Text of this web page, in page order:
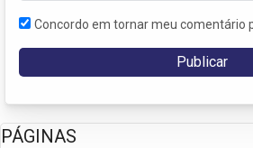
Concordo em tornar meu comentário
PÁGINAS